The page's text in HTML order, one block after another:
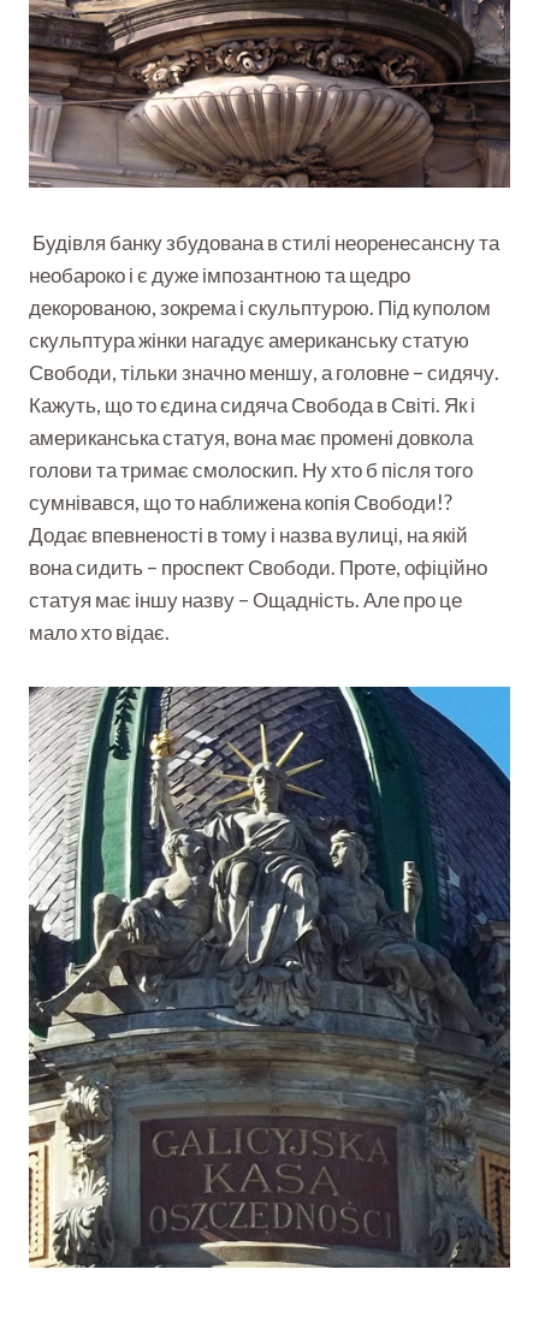
Будівля банку збудована в стилі неоренесансну та
необароко і є дуже імпозантною та щедро
декорованою, зокрема і скульптурою. Під куполом
скульптура жінки нагадує американську статую
Свободи, тільки значно меншу, а головне – сидячу.
Кажуть, що то єдина сидяча Свобода в Світі. Як і
американська статуя, вона має промені довкола
голови та тримає смолоскип. Ну хто б після того
сумнівався, що то наближена копія Свободи!?
Додає впевненості в тому і назва вулиці, на якій
вона сидить – проспект Свободи. Проте, офіційно
статуя має іншу назву – Ощадність. Але про це
мало хто відає.